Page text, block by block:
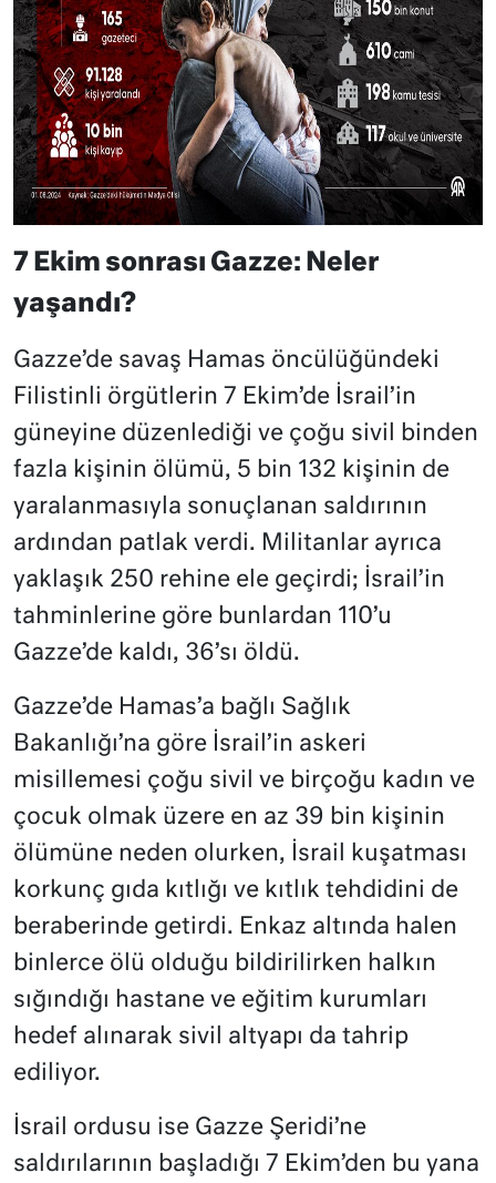
7 Ekim sonrası Gazze: Neler
yaşandı?
Gazze’de savaş Hamas öncülüğündeki
Filistinli örgütlerin 7 Ekim’de İsrail’in
güneyine düzenlediği ve çoğu sivil binden
fazla kişinin ölümü, 5 bin 132 kişinin de
yaralanmasıyla sonuçlanan saldırının
ardından patlak verdi. Militanlar ayrıca
yaklaşık 250 rehine ele geçirdi; İsrail’in
tahminlerine göre bunlardan 110’u
Gazze’de kaldı, 36’sı öldü.
Gazze’de Hamas’a bağlı Sağlık
Bakanlığı’na göre İsrail’in askeri
misillemesi çoğu sivil ve birçoğu kadın ve
çocuk olmak üzere en az 39 bin kişinin
ölümüne neden olurken, İsrail kuşatması
korkunç gıda kıtlığı ve kıtlık tehdidini de
beraberinde getirdi. Enkaz altında halen
binlerce ölü olduğu bildirilirken halkın
sığındığı hastane ve eğitim kurumları
hedef alınarak sivil altyapı da tahrip
ediliyor.
İsrail ordusu ise Gazze Şeridi’ne
saldırılarının başladığı 7 Ekim’den bu yana